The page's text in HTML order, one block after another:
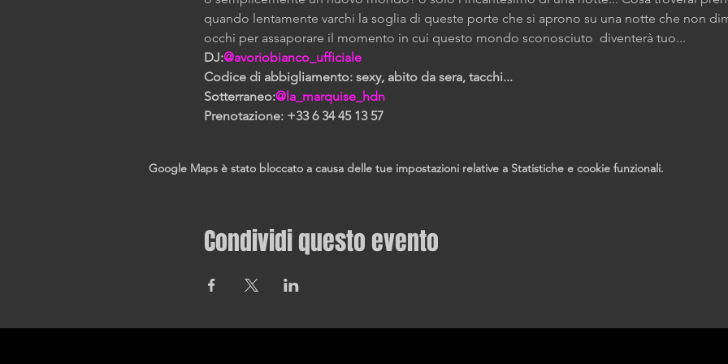
quando lentamente varchi la soglia di queste porte che si aprono su una notte che non
occhi per assaporare il momento in cui questo mondo sconosciuto  diventerà tuo...
DJ:@avoriobianco_ufficiale
Codice di abbigliamento: sexy, abito da sera, tacchi...
Sotterraneo:@la_marquise_hdn
Prenotazione: +33 6 34 45 13 57
Google Maps è stato bloccato a causa delle tue impostazioni relative a Statistiche e cookie funzionali.
Condividi questo evento